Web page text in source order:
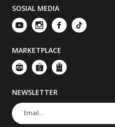
SOSIAL MEDIA
MARKETPLACE
NEWSLETTER